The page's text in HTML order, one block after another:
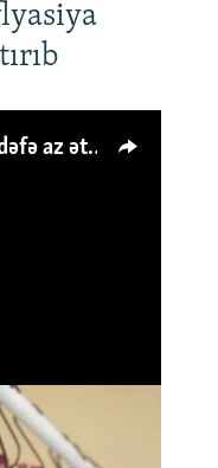
Azərbaycanlı avropalıdan iki dəfə az ət yeyir, amma... 'Qiymət artımı qaçılmazdır'